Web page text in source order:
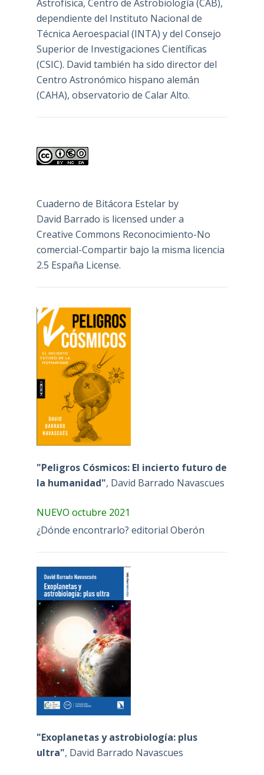
Astrofísica, Centro de Astrobiología (CAB),
dependiente del Instituto Nacional de
Técnica Aeroespacial (INTA) y del Consejo
Superior de Investigaciones Científicas
(CSIC). David también ha sido director del
Centro Astronómico hispano alemán
(CAHA), observatorio de Calar Alto.
Cuaderno de Bitácora Estelarby
David Barrado is licensed under a
Creative Commons Reconocimiento-No
comercial-Compartir bajo la misma licencia
2.5 España License.
"Peligros Cósmicos: El incierto futuro de
la humanidad", David Barrado Navascues
NUEVO octubre 2021
¿Dónde encontrarlo? editorial Oberón
"Exoplanetas y astrobiología: plus
ultra", David Barrado Navascues